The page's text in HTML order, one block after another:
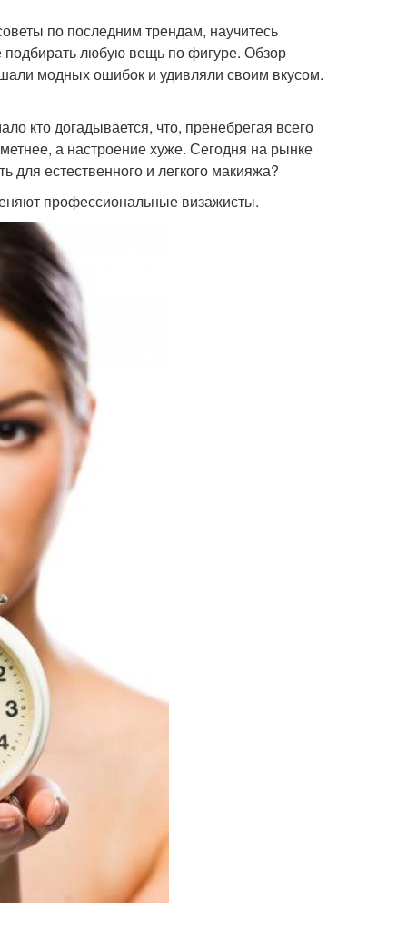
по последним трендам, научитесь
подбирать любую вещь по фигуре. Обзор
модных ошибок и удивляли своим вкусом.
кто догадывается, что, пренебрегая всего
а настроение хуже. Сегодня на рынке
для естественного и легкого макияжа?
профессиональные визажисты.